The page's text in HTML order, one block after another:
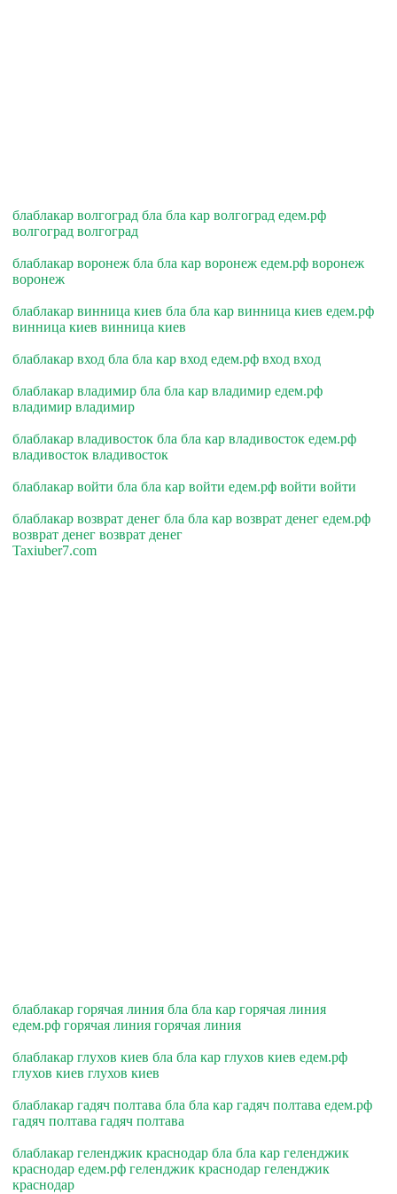
блаблакар волгоград бла бла кар волгоград едем.рф
волгоград волгоград
блаблакар воронеж бла бла кар воронеж едем.рф воронеж
воронеж
блаблакар винница киев бла бла кар винница киев едем.рф
винница киев винница киев
блаблакар вход бла бла кар вход едем.рф вход вход
блаблакар владимир бла бла кар владимир едем.рф
владимир владимир
блаблакар владивосток бла бла кар владивосток едем.рф
владивосток владивосток
блаблакар войти бла бла кар войти едем.рф войти войти
блаблакар возврат денег бла бла кар возврат денег едем.рф
возврат денег возврат денег
Taxiuber7.com
блаблакар горячая линия бла бла кар горячая линия
едем.рф горячая линия горячая линия
блаблакар глухов киев бла бла кар глухов киев едем.рф
глухов киев глухов киев
блаблакар гадяч полтава бла бла кар гадяч полтава едем.рф
гадяч полтава гадяч полтава
блаблакар геленджик краснодар бла бла кар геленджик
краснодар едем.рф геленджик краснодар геленджик
краснодар